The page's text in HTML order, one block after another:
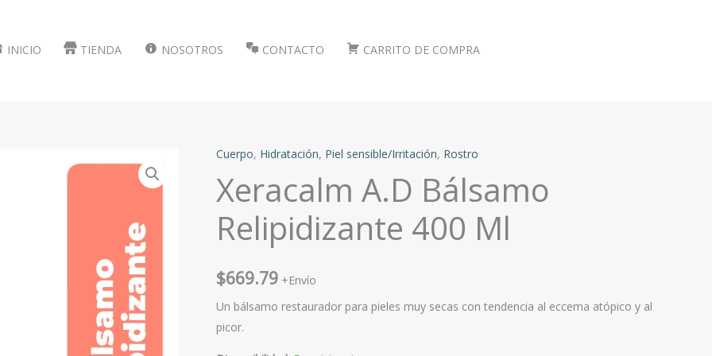
INICIO TIENDA NOSOTROS CONTACTO CARRITO DE COMPRA
Cuerpo, Hidratación, Piel sensible/Irritación, Rostro
Xeracalm A.D Bálsamo
Relipidizante 400 Ml
$669.79 +Envío
Un bálsamo restaurador para pieles muy secas con tendencia al eccema atópico y al
picor.